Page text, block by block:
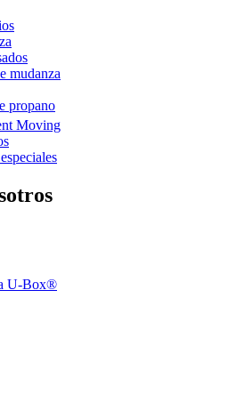
mudanza
propano
Moving
U-Box®